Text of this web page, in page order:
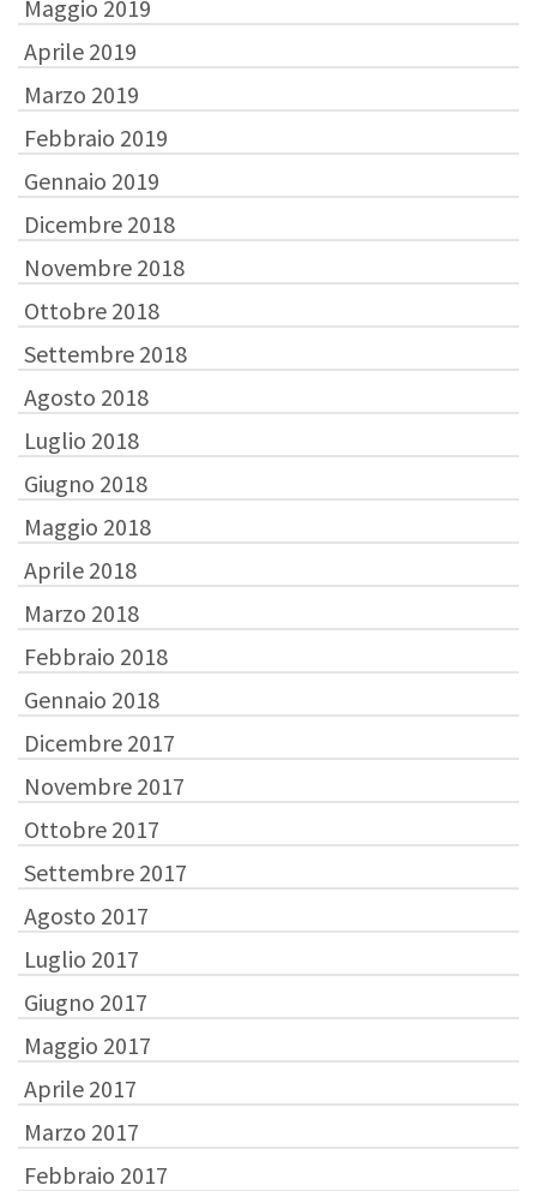
Maggio 2019
Aprile 2019
Marzo 2019
Febbraio 2019
Gennaio 2019
Dicembre 2018
Novembre 2018
Ottobre 2018
Settembre 2018
Agosto 2018
Luglio 2018
Giugno 2018
Maggio 2018
Aprile 2018
Marzo 2018
Febbraio 2018
Gennaio 2018
Dicembre 2017
Novembre 2017
Ottobre 2017
Settembre 2017
Agosto 2017
Luglio 2017
Giugno 2017
Maggio 2017
Aprile 2017
Marzo 2017
Febbraio 2017